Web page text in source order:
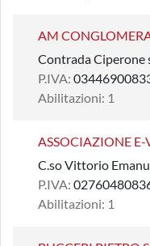
AM
Contrada Ciperone
P.IVA:
Abilitazioni: 1
ASSOCIAZIONE E-
C.so Vittorio
P.IVA:
Abilitazioni: 1